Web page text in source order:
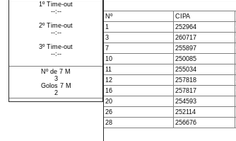
1º Time-out
--:--
2º Time-out
--:--
3º Time-out
--:--
Nº de 7 M
3
Golos 7 M
2
Nº CIPA
1
252964
3
260717
7
255897
10
250085
11
255034
12
257818
16
257817
20
254593
26
252114
28
256676